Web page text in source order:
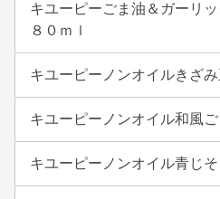
キユーピーごま油＆ガーリッ
８０ｍｌ
キユーピーノンオイルきざみ
キユーピーノンオイル和風ご
キユーピーノンオイル青じそ